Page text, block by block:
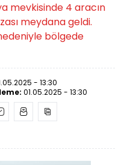
mevkisinde 4 aracın
meydana geldi.
bölgede
- 13:30
01.05.2025 - 13:30